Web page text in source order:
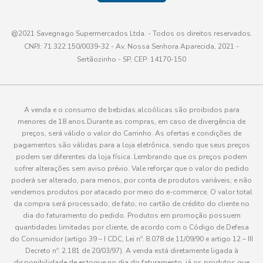
@2021 Savegnago Supermercados Ltda. - Todos os direitos reservados.
CNPJ: 71.322.150/0039-32 - Av. Nossa Senhora Aparecida, 2021 -
Sertãozinho - SP, CEP: 14170-150
A venda e o consumo de bebidas alcoólicas são proibidos para
menores de 18 anos.Durante as compras, em caso de divergência de
preços, será válido o valor do Carrinho. As ofertas e condições de
pagamentos são válidas para a loja eletrônica, sendo que seus preços
podem ser diferentes da loja física. Lembrando que os preços podem
sofrer alterações sem aviso prévio. Vale reforçar que o valor do pedido
poderá ser alterado, para menos, por conta de produtos variáveis; e não
vendemos produtos por atacado por meio do e-commerce. O valor total
da compra será processado, de fato, no cartão de crédito do cliente no
dia do faturamento do pedido. Produtos em promoção possuem
quantidades limitadas por cliente, de acordo com o Código de Defesa
do Consumidor (artigo 39 – I CDC, Lei nº. 8.078 de 11/09/90 e artigo 12 – III
Decreto nº. 2.181 de 20/03/97). A venda está diretamente ligada à